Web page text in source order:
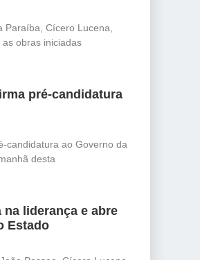
Cícero Lucena,
obras iniciadas
pré-candidatura
candidatura ao Governo da
desta
liderança e abre
Estado